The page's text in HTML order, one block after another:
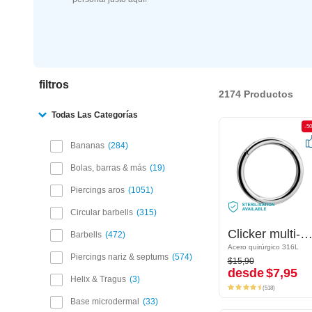
filtros
Todas Las Categorías
Bananas 284
Bolas, barras & más 19
Piercings aros 1051
Circular barbells 315
Barbells 472
Piercings nariz & septums 574
Helix & Tragus 3
Base microdermal 33
2174 Productos
-50%
Clicker multi-purpose (acero quirúrgico, plateado, acabado brillante)
Acero quirúrgico 316L
$15,90
desde$7,95
-
Clicker multi-purpose (acero quirúrgico, plateado, acabado brillante)
Acero quirúrgico 316L
$15,90
desde$7,95
(518)